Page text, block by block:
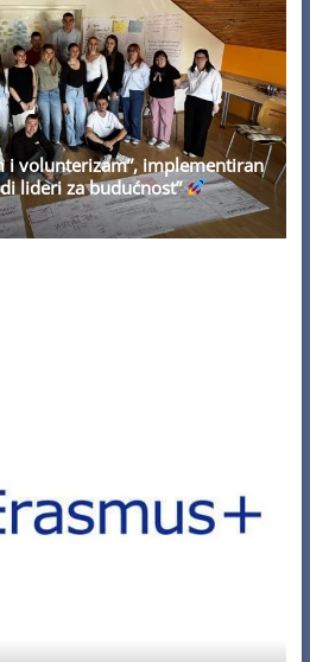
i volunterizam”, implementiran
lideri za budućnost”